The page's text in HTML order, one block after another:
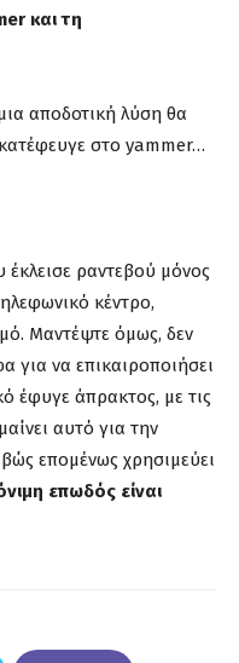
και τη
αποδοτική λύση θα
στο yammer…
ραντεβού μόνος
κέντρο,
Μαντέψτε όμως, δεν
για να επικαιροποιήσει
έφυγε άπρακτος, με τις
αυτό για την
επομένως χρησιμεύει
επωδός είναι